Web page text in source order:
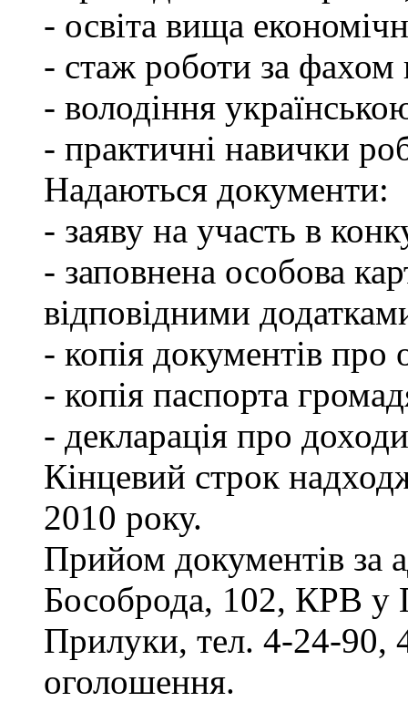
- освіта вища
- стаж роботи за
- володіння
- практичні навички
Надаються документи:
- заяву на участь в
- заповнена особова
відповідними
- копія документів про
- копія паспорта
- декларація про
Кінцевий строк
2010 року.
Прийом документів за
Бособрода, 102, КРВ у
Прилуки, тел. 4-24-90,
оголошення.